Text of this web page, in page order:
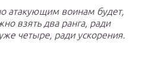
атакующим воинам будет,
взять два ранга, ради
четыре, ради ускорения.